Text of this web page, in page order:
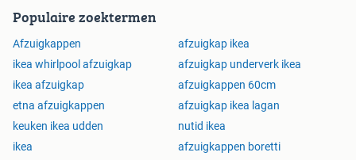
Populaire zoektermen
Afzuigkappen
afzuigkap ikea
ikea whirlpool afzuigkap
afzuigkap underverk ikea
ikea afzuigkap
afzuigkappen 60cm
etna afzuigkappen
afzuigkap ikea lagan
keuken ikea udden
nutid ikea
ikea
afzuigkappen boretti